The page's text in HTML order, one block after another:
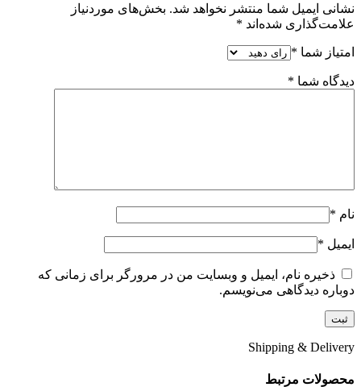
نشانی ایمیل شما منتشر نخواهد شد. بخش‌های موردنیاز
علامت‌گذاری شده‌اند *
امتیاز شما *
دیدگاه شما *
نام *
ایمیل *
ذخیره نام، ایمیل و وبسایت من در مرورگر برای زمانی که
دوباره دیدگاهی می‌نویسم.
Shipping & Delivery
محصولات مرتبط